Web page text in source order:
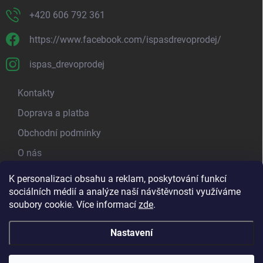
K personalizaci obsahu a reklam, poskytování funkcí
sociálních médií a analýze naší návštěvnosti využíváme
soubory cookie. Více informací zde.
Nastavení
+420 606 792 361
https://www.facebook.com/ispasdrevoprodej/
ispas_drevoprodej
Kontakty
Doprava a platba
Obchodní podmínky
O nás
Kamenná prodejna
Blog - píšeme o dřevu
Copyright 2026Ispas.cz - Dřevoprodej. Všechna práva vyhrazena.Upravit